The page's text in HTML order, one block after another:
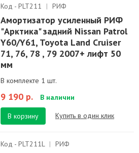
Код - PLT211 | РИФ
Амортизатор усиленный РИФ
"Арктика" задний Nissan Patrol
Y60/Y61, Toyota Land Cruiser
71, 76, 78 , 79 2007+ лифт 50
мм
В комплекте 1 шт.
9 190 р. В наличии
В корзину Купить в один клик
Код - PLT211L | РИФ